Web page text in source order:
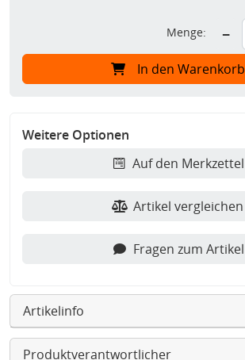
Menge: −
In den Warenkorb
Weitere Optionen
Auf den Merkzettel
Artikel vergleichen
Fragen zum Artikel
Artikelinfo
Produktverantwortlicher